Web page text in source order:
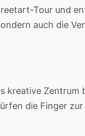
Tour und
auch die
kreative Zentrum
die Finger zur